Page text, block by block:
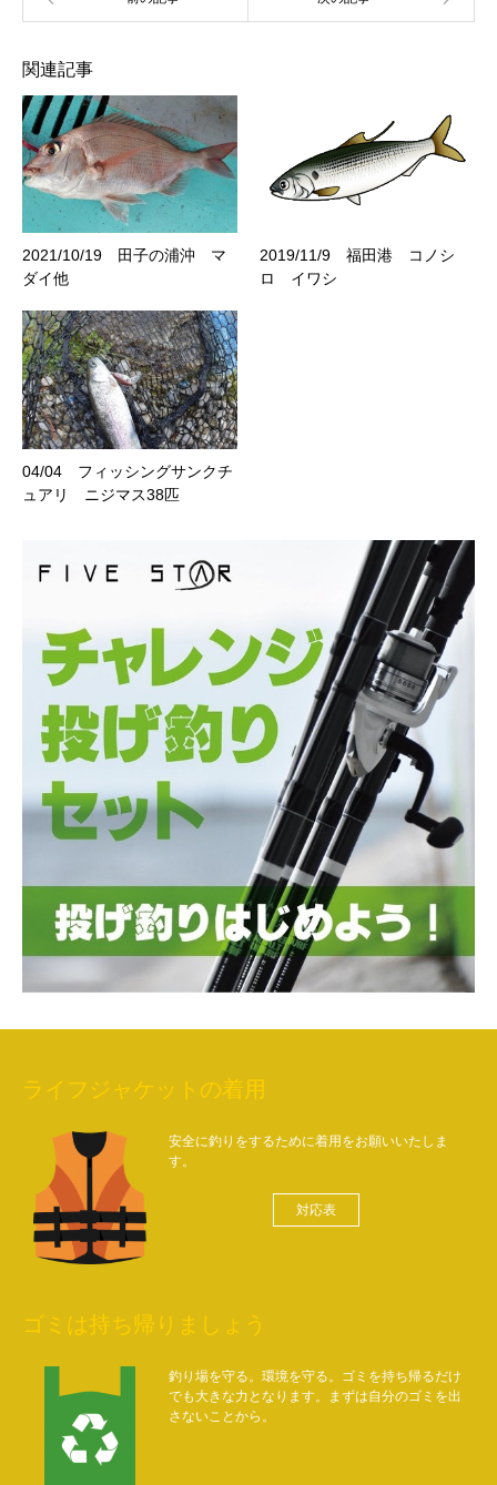
関連記事
2021/10/19 田子の浦沖 マ
ダイ他
2019/11/9 福田港 コノシ
ロ イワシ
04/04 フィッシングサンクチ
ュアリ ニジマス38匹
ライフジャケットの着用
安全に釣りをするために着用をお願いいたしま
す。
対応表
ゴミは持ち帰りましょう
釣り場を守る。環境を守る。ゴミを持ち帰るだけ
でも大きな力となります。まずは自分のゴミを出
さないことから。